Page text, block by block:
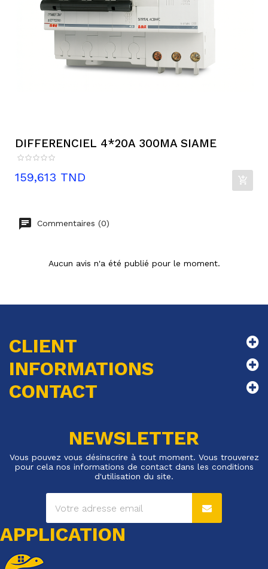
DIFFERENCIEL 4*20A 300MA SIAME
Prix
159,613 TND
Commentaires (0)
Aucun avis n'a été publié pour le moment.
CLIENT
INFORMATIONS
CONTACT
NEWSLETTER
Vous pouvez vous désinscrire à tout moment. Vous trouverez
pour cela nos informations de contact dans les conditions
d'utilisation du site.
APPLICATION